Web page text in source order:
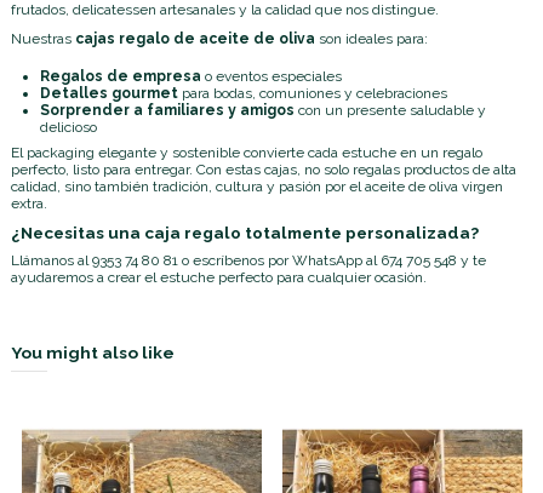
frutados, delicatessen artesanales y la calidad que nos distingue.
Nuestras cajas regalo de aceite de oliva son ideales para:
Regalos de empresa o eventos especiales
Detalles gourmet para bodas, comuniones y celebraciones
Sorprender a familiares y amigos con un presente saludable y
delicioso
El packaging elegante y sostenible convierte cada estuche en un regalo
perfecto, listo para entregar. Con estas cajas, no solo regalas productos de alta
calidad, sino también tradición, cultura y pasión por el aceite de oliva virgen
extra.
¿Necesitas una caja regalo totalmente personalizada?
Llámanos al9353 74 80 81 o escríbenos porWhatsApp al 674 705 548 y te
ayudaremos a crear el estuche perfecto para cualquier ocasión.
You might also like